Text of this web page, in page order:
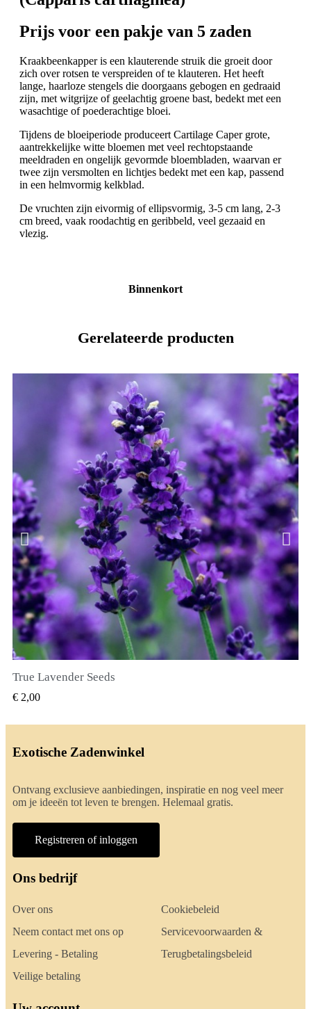
Prijs voor een pakje van 5 zaden
Kraakbeenkapper is een klauterende struik die groeit door
zich over rotsen te verspreiden of te klauteren. Het heeft
lange, haarloze stengels die doorgaans gebogen en gedraaid
zijn, met witgrijze of geelachtig groene bast, bedekt met een
wasachtige of poederachtige bloei.
Tijdens de bloeiperiode produceert Cartilage Caper grote,
aantrekkelijke witte bloemen met veel rechtopstaande
meeldraden en ongelijk gevormde bloembladen, waarvan er
twee zijn versmolten en lichtjes bedekt met een kap, passend
in een helmvormig kelkblad.
De vruchten zijn eivormig of ellipsvormig, 3-5 cm lang, 2-3
cm breed, vaak roodachtig en geribbeld, veel gezaaid en
vlezig.
Binnenkort
Gerelateerde producten
True Lavender Seeds
€ 2,00
Exotische Zadenwinkel
Ontvang exclusieve aanbiedingen, inspiratie en nog veel meer
om je ideeën tot leven te brengen. Helemaal gratis.
Registreren of inloggen
Ons bedrijf
Over ons
Neem contact met ons op
Levering - Betaling
Veilige betaling
Cookiebeleid
Servicevoorwaarden &
Terugbetalingsbeleid